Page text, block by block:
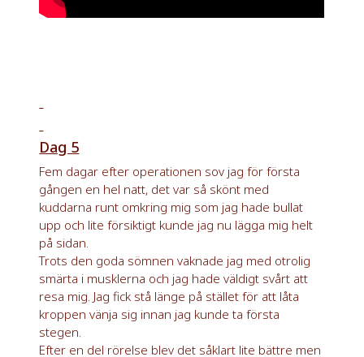
Dag 5
Fem dagar efter operationen sov jag för första
gången en hel natt, det var så skönt med
kuddarna runt omkring mig som jag hade bullat
upp och lite försiktigt kunde jag nu lägga mig helt
på sidan.
Trots den goda sömnen vaknade jag med otrolig
smärta i musklerna och jag hade väldigt svårt att
resa mig. Jag fick stå länge på stället för att låta
kroppen vänja sig innan jag kunde ta första
stegen.
Efter en del rörelse blev det såklart lite bättre men